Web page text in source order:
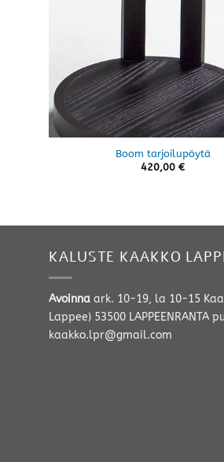
Boom tarjoilupöytä
420,00 €
KALUSTE KAAKKO
Avoinna ark. 10-19, la 10-15
Lappee) 53500 LAPPEENRANTA
kaakko.lpr@gmail.com